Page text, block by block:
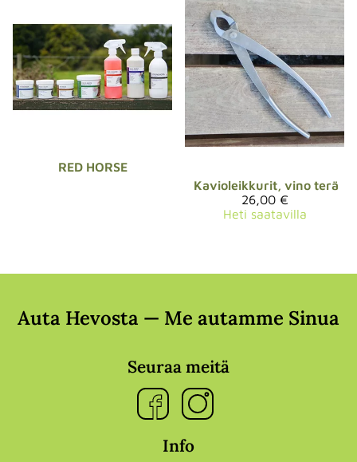
RED HORSE
Kavioleikkurit, vino terä
26,00 €
Heti saatavilla
Auta Hevosta — Me autamme Sinua
Seuraa meitä
Info